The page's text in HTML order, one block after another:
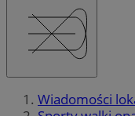
Wiadomości